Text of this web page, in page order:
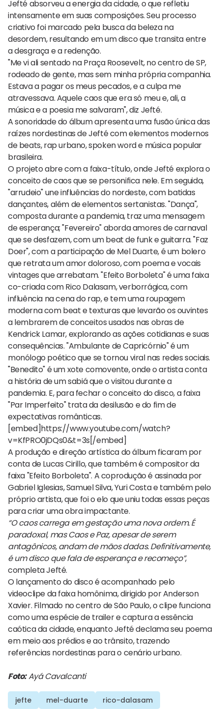
Jefté absorveu a energia da cidade, o que refletiu
intensamente em suas composições. Seu processo
criativo foi marcado pela busca da beleza na
desordem, resultando em um disco que transita entre
a desgraça e a redenção.
"Me vi ali sentado na Praça Roosevelt, no centro de SP,
rodeado de gente, mas sem minha própria companhia.
Estava a pagar os meus pecados, e a culpa me
atravessava. Aquele caos que era só meu e, ali, a
música e a poesia me salvaram", diz Jefté.
A sonoridade do álbum apresenta uma fusão única das
raízes nordestinas de Jefté com elementos modernos
de beats, rap urbano, spoken word e música popular
brasileira.
O projeto abre com a faixa-título, onde Jefté explora o
conceito de caos que se personifica nele. Em seguida,
"arrudeio" une influências do nordeste, com batidas
dançantes, além de elementos sertanistas. "Dança",
composta durante a pandemia, traz uma mensagem
de esperança; "Fevereiro" aborda amores de carnaval
que se desfazem, com um beat de funk e guitarra. "Faz
Doer", com a participação de Mel Duarte, é um bolero
que retrata um amor doloroso, com poema e vocais
vintages que arrebatam. "Efeito Borboleta" é uma faixa
co-criada com Rico Dalasam, verborrágica, com
influência na cena do rap, e tem uma roupagem
moderna com beat e texturas que levarão os ouvintes
a lembrarem de conceitos usados nas obras de
Kendrick Lamar, explorando as ações cotidianas e suas
consequências. "Ambulante de Capricórnio" é um
monólogo poético que se tornou viral nas redes sociais.
"Benedito" é um xote comovente, onde o artista conta
a história de um sabiá que o visitou durante a
pandemia. E, para fechar o conceito do disco, a faixa
"Par Imperfeito" trata da desilusão e do fim de
expectativas românticas.
[embed]https://www.youtube.com/watch?
v=KfPRO0jDQs0&t=3s[/embed]
A produção e direção artística do álbum ficaram por
conta de Lucas Cirillo, que também é compositor da
faixa "Efeito Borboleta". A coprodução é assinada por
Gabriel Iglesias, Samuel Silva, Yuri Costa e também pelo
próprio artista, que foi o elo que uniu todas essas peças
para criar uma obra impactante.
“O caos carrega em gestação uma nova ordem. É
paradoxal, mas Caos e Paz, apesar de serem
antagônicos, andam de mãos dadas. Definitivamente,
é um disco que fala de esperança e recomeço”,
completa Jefté.
O lançamento do disco é acompanhado pelo
videoclipe da faixa homônima, dirigido por Anderson
Xavier. Filmado no centro de São Paulo, o clipe funciona
como uma espécie de trailer e captura a essência
caótica da cidade, enquanto Jefté declama seu poema
em meio aos prédios e ao trânsito, trazendo
referências nordestinas para o cenário urbano.
Foto:Ayá Cavalcanti
jefte mel-duarte rico-dalasam